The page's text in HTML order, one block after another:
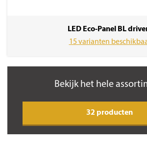
LED Eco-Panel BL
15 varianten
Bekijk het hele
32 producten